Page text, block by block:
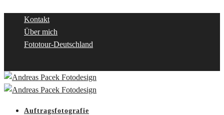
Kontakt
Über mich
Fototour-Deutschland
Auftragsfotografie